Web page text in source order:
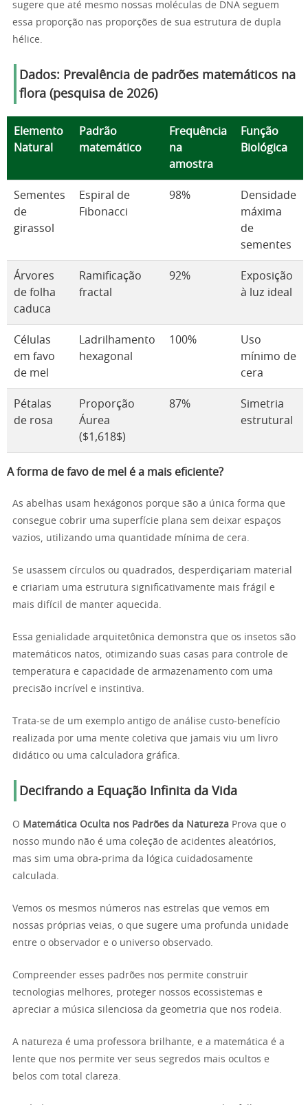
sugere que até mesmo nossas moléculas de DNA seguem
essa proporção nas proporções de sua estrutura de dupla
hélice.
Dados: Prevalência de padrões matemáticos na
flora (pesquisa de 2026)
Elemento
Natural
Padrão
matemático
Frequência
na
amostra
Função
Biológica
Sementes
de
girassol
Espiral de
Fibonacci
98%
Densidade
máxima
de
sementes
Árvores
de folha
caduca
Ramificação
fractal
92%
Exposição
à luz ideal
Células
em favo
de mel
Ladrilhamento
hexagonal
100%
Uso
mínimo de
cera
Pétalas
de rosa
Proporção
Áurea
($1,618$)
87%
Simetria
estrutural
A forma de favo de mel é a mais eficiente?
As abelhas usam hexágonos porque são a única forma que
consegue cobrir uma superfície plana sem deixar espaços
vazios, utilizando uma quantidade mínima de cera.
Se usassem círculos ou quadrados, desperdiçariam material
e criariam uma estrutura significativamente mais frágil e
mais difícil de manter aquecida.
Essa genialidade arquitetônica demonstra que os insetos são
matemáticos natos, otimizando suas casas para controle de
temperatura e capacidade de armazenamento com uma
precisão incrível e instintiva.
Trata-se de um exemplo antigo de análise custo-benefício
realizada por uma mente coletiva que jamais viu um livro
didático ou uma calculadora gráfica.
Decifrando a Equação Infinita da Vida
O Matemática Oculta nos Padrões da Natureza Prova que o
nosso mundo não é uma coleção de acidentes aleatórios,
mas sim uma obra-prima da lógica cuidadosamente
calculada.
Vemos os mesmos números nas estrelas que vemos em
nossas próprias veias, o que sugere uma profunda unidade
entre o observador e o universo observado.
Compreender esses padrões nos permite construir
tecnologias melhores, proteger nossos ecossistemas e
apreciar a música silenciosa da geometria que nos rodeia.
A natureza é uma professora brilhante, e a matemática é a
lente que nos permite ver seus segredos mais ocultos e
belos com total clareza.